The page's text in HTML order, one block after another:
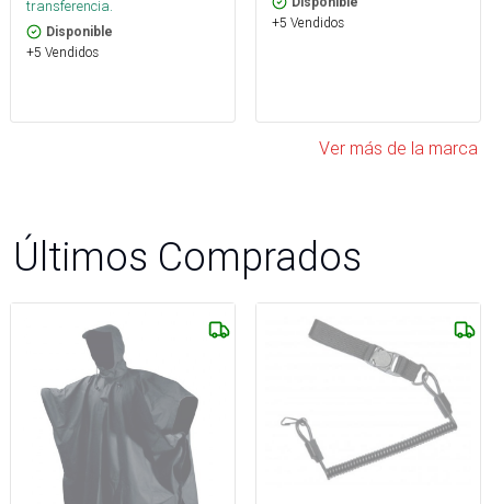
transferencia.
Disponible
+5 Vendidos
+5 Vendidos
Ver más de la marca
Últimos Comprados